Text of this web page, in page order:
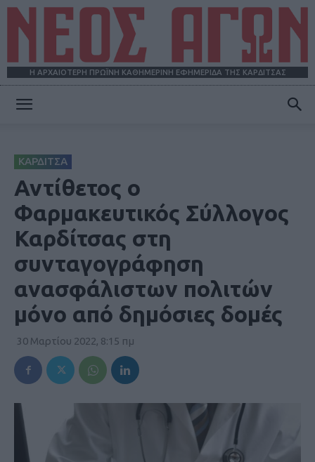
Η ΑΡΧΑΙΟΤΕΡΗ ΠΡΩΪΝΗ ΚΑΘΗΜΕΡΙΝΗ ΕΦΗΜΕΡΙΔΑ ΤΗΣ ΚΑΡΔΙΤΣΑΣ
ΚΑΡΔΙΤΣΑ
Αντίθετος ο
Φαρμακευτικός Σύλλογος
Καρδίτσας στη
συνταγογράφηση
ανασφάλιστων πολιτών
μόνο από δημόσιες δομές
30 Μαρτίου 2022, 8:15 πμ